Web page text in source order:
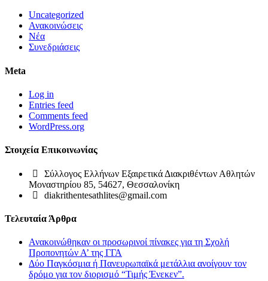
Uncategorized
Ανακοινώσεις
Νέα
Συνεδριάσεις
Meta
Log in
Entries feed
Comments feed
WordPress.org
Στοιχεία Επικοινωνίας
Σύλλογος Ελλήνων Εξαιρετικά Διακριθέντων Αθλητών
Μοναστηρίου 85, 54627, Θεσσαλονίκη
diakrithentesathlites@gmail.com
Τελευταία Άρθρα
Ανακοινώθηκαν οι προσωρινοί πίνακες για τη Σχολή
Προπονητών Α’ της ΓΓΑ
Δύο Παγκόσμια ή Πανευρωπαϊκά μετάλλια ανοίγουν τον
δρόμο για τον διορισμό “Τιμής Ένεκεν”.